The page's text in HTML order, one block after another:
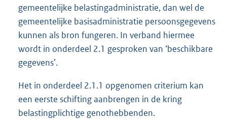
gemeentelijke belastingadministratie, dan wel de
gemeentelijke basisadministratie persoonsgegevens
kunnen als bron fungeren. In verband hiermee
wordt in onderdeel 2.1 gesproken van ‘beschikbare
gegevens’.
Het in onderdeel 2.1.1 opgenomen criterium kan
een eerste schifting aanbrengen in de kring
belastingplichtige genothebbenden.